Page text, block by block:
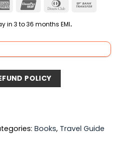
American
UnionPay
Dinners
in 3 to 36 months EMI.
POLICY
Books, Travel Guide